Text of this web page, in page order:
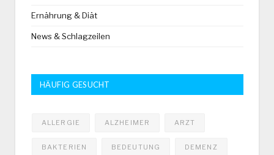
Ernährung & Diät
News & Schlagzeilen
HÄUFIG GESUCHT
ALLERGIE ALZHEIMER ARZT
BAKTERIEN BEDEUTUNG DEMENZ